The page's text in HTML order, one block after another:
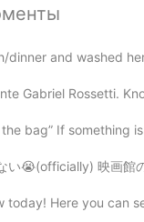
いね😘
there one day🥺✨
dinner and washed
Gabriel Rossetti.
bag” If something
映画館の割引も利用できない 💔笑
today! Here you can